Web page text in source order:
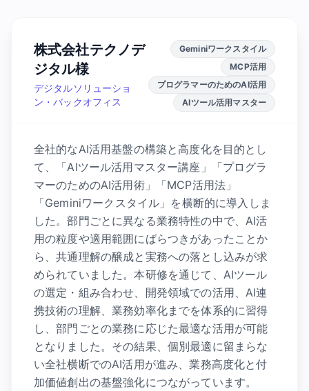
株式会社テクノデ
ジタル様
デジタルソリューショ
ン・バックオフィス
Geminiワークスタイル
MCP活用
プログラマーのためのAI活用
AIツール活用マスター
全社的なAI活用基盤の構築と高度化を目的とし
て、「AIツール活用マスター講座」「プログラ
マーのためのAI活用術」「MCP活用法」
「Geminiワークスタイル」を横断的に導入しま
した。部門ごとに異なる業務特性の中で、AI活
用の粒度や適用範囲にばらつきがあったことか
ら、共通理解の醸成と実務への落とし込みが求
められていました。本研修を通じて、AIツール
の選定・組み合わせ、開発領域での活用、AI連
携技術の理解、業務効率化までを体系的に習得
し、部門ごとの業務に応じた最適な活用が可能
となりました。その結果、個別最適に留まらな
い全社横断でのAI活用が進み、業務高度化と付
加価値創出の基盤強化につながっています。